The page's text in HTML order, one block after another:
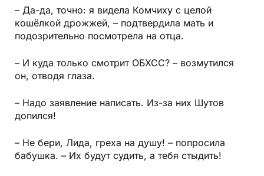
– Да-да, точно: я видела Комчиху с целой
кошёлкой дрожжей, – подтвердила мать и
подозрительно посмотрела на отца.
– И куда только смотрит ОБХСС? – возмутился
он, отводя глаза.
– Надо заявление написать. Из-за них Шутов
допился!
– Не бери, Лида, греха на душу! – попросила
бабушка. – Их будут судить, а тебя стыдить!